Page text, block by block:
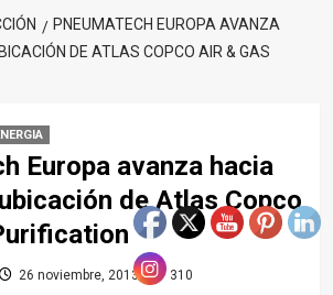
PNEUMATECH EUROPA AVANZA
DE ATLAS COPCO AIR & GAS
Europa avanza hacia
de Atlas Copco
26 noviembre, 2013 310